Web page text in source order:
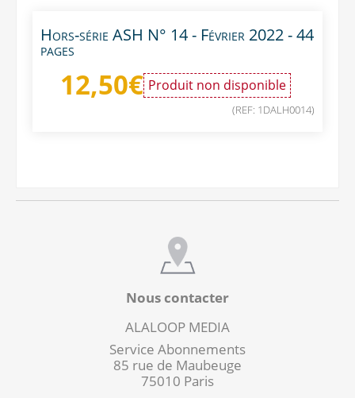
Hors-série ASH N° 14 - Février 2022 - 44
pages
12,50€ Produit non disponible
(REF: 1DALH0014)
Nous contacter
ALALOOP MEDIA
Service Abonnements
85 rue de Maubeuge
75010 Paris